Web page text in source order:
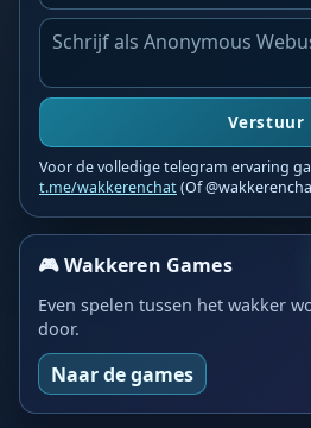
Verstuur
Voor de volledige telegram ervaring
t.me/wakkerenchat(Of
🎮 Wakkeren Games
Even spelen tussen het wakker
door.
Naar de games